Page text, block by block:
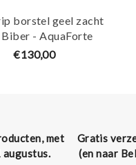
borstel geel zacht
- AquaForte
€130,00
met
Gratis
(en naar